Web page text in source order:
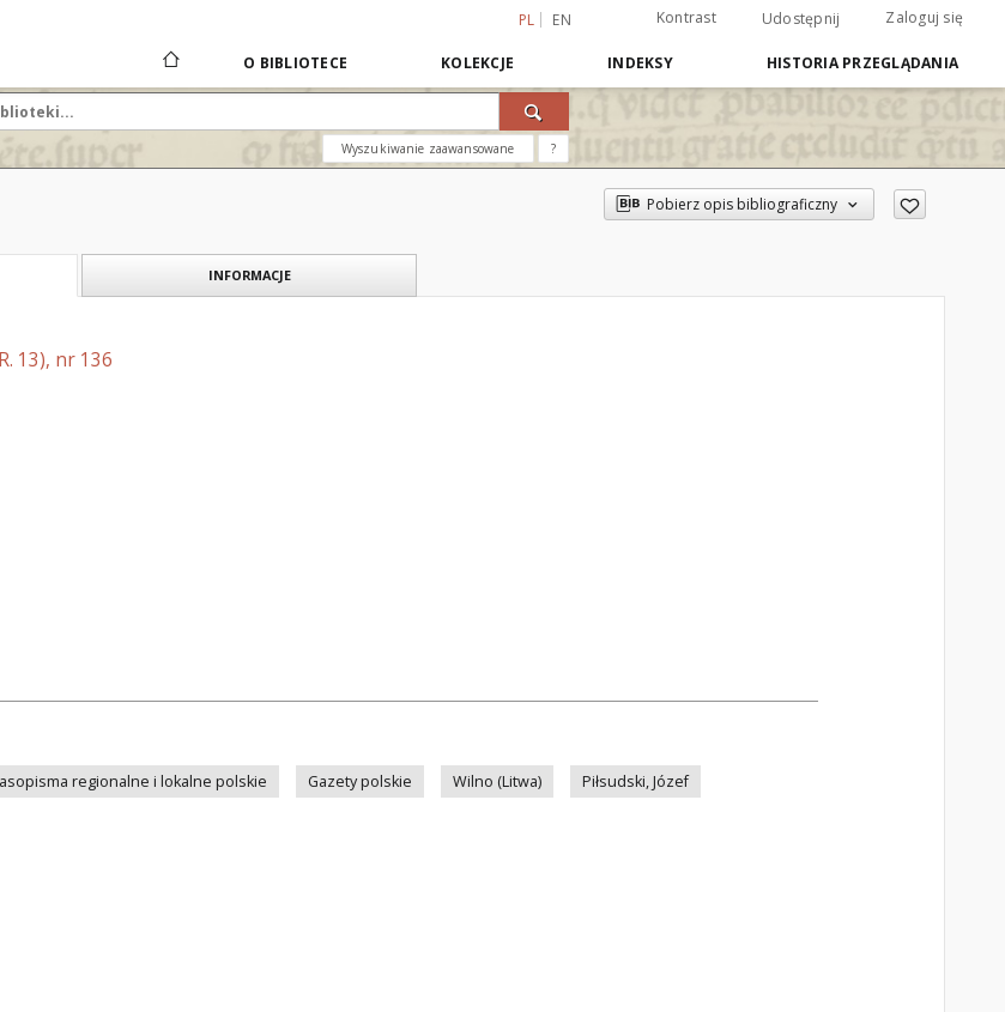
PL EN Kontrast Udostępnij Zaloguj się
O BIBLIOTECE KOLEKCJE INDEKSY HISTORIA PRZEGLĄDANIA
Wyszukiwanie zaawansowane ?
Pobierz opis bibliograficzny
INFORMACJE
13), nr 136
regionalne i lokalne polskie Gazety polskie Wilno (Litwa)
Piłsudski, Józef